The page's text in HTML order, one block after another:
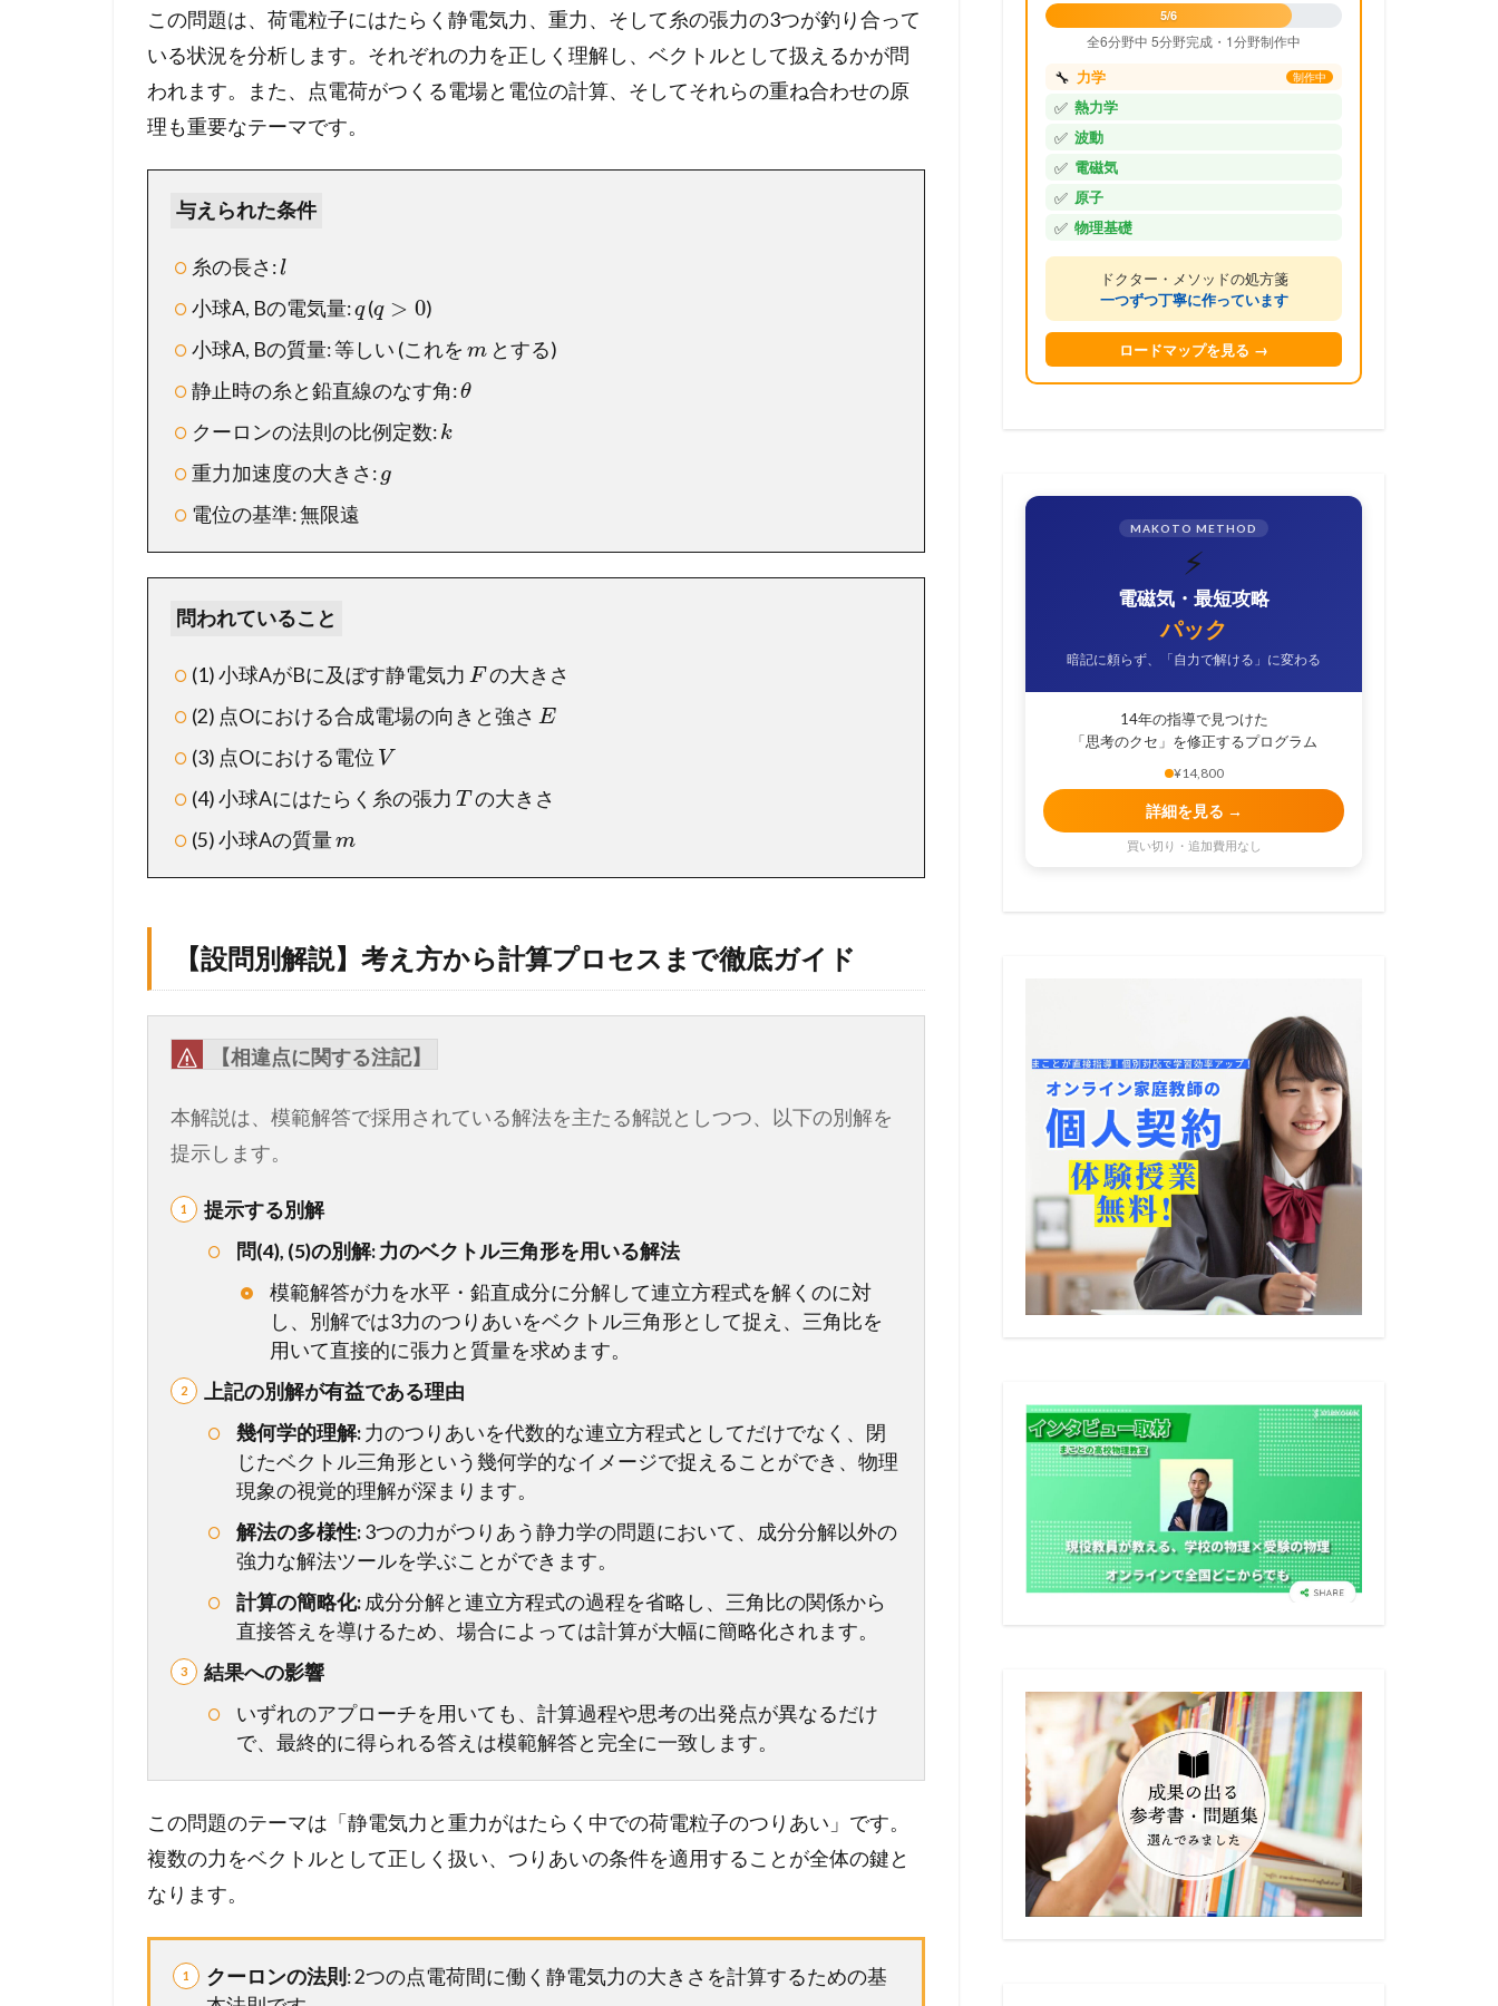
つ
あ
い
1.1
題
確
】
ず
は
題
文
を
し
読
解
う
1.2
【
設
問
考
え
方
か
ら
算
セ
ス
ま
徹
底
ガ
ド
1.3
【
総
ま
と
め
】
こ
一
問
を
未
来
得
点
！
全
この問題は、荷電粒子にはたらく静電気力、重力、そして糸の張力の3つが釣り合って
いる状況を分析します。それぞれの力を正しく理解し、ベクトルとして扱えるかが問
われます。また、点電荷がつくる電場と電位の計算、そしてそれらの重ね合わせの原
理も重要なテーマです。
与えられた条件
糸の長さ:l
小球A, Bの電気量:q(q > 0)
小球A, Bの質量: 等しい (これを mとする)
静止時の糸と鉛直線のなす角:θ
クーロンの法則の比例定数: k
重力加速度の大きさ: g
電位の基準: 無限遠
問われていること
(1) 小球AがBに及ぼす静電気力 Fの大きさ
(2) 点Oにおける合成電場の向きと強さ E
(3) 点Oにおける電位 V
(4) 小球Aにはたらく糸の張力 T の大きさ
(5) 小球Aの質量m
【設問別解説】考え方から計算プロセスまで徹底ガイド
【相違点に関する注記】
本解説は、模範解答で採用されている解法を主たる解説としつつ、以下の別解を
提示します。
提示する別解
問(4), (5)の別解: 力のベクトル三角形を用いる解法
模範解答が力を水平・鉛直成分に分解して連立方程式を解くのに対
し、別解では3力のつりあいをベクトル三角形として捉え、三角比を
用いて直接的に張力と質量を求めます。
上記の別解が有益である理由
幾何学的理解:力のつりあいを代数的な連立方程式としてだけでなく、閉
じたベクトル三角形という幾何学的なイメージで捉えることができ、物理
現象の視覚的理解が深まります。
解法の多様性:3つの力がつりあう静力学の問題において、成分分解以外の
強力な解法ツールを学ぶことができます。
計算の簡略化: 成分分解と連立方程式の過程を省略し、三角比の関係から
直接答えを導けるため、場合によっては計算が大幅に簡略化されます。
結果への影響
いずれのアプローチを用いても、計算過程や思考の出発点が異なるだけ
で、最終的に得られる答えは模範解答と完全に一致します。
この問題のテーマは「静電気力と重力がはたらく中での荷電粒子のつりあい」です。
複数の力をベクトルとして正しく扱い、つりあいの条件を適用することが全体の鍵と
なります。
クーロンの法則 : 2つの点電荷間に働く静電気力の大きさを計算するための基
5/6
全6分野中 5分野完成・1分野制作中
🔧 力学 制作中
✅ 熱力学
✅ 波動
✅ 電磁気
✅ 原子
✅ 物理基礎
ドクター・メソッドの処方箋
一つずつ丁寧に作っています
ロードマップを見る →
MAKOTO METHOD
⚡
電磁気・最短攻略
パック
暗記に頼らず、「自力で解ける」に変わる
14年の指導で見つけた
「思考のクセ」を修正するプログラム
¥14,800
詳細を見る →
買い切り・追加費用なし